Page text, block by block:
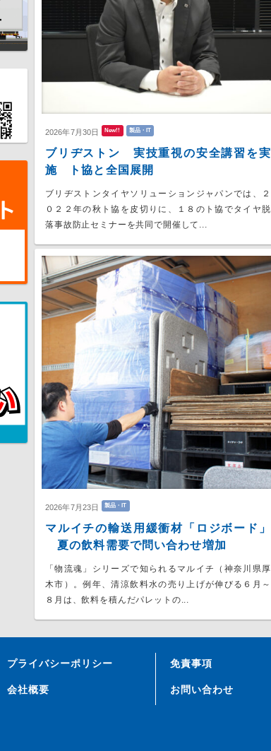
2026年7月30日 New!! 製品・IT
ブリヂストン 実技重視の安全講習を実
施 ト協と全国展開
ブリヂストンタイヤソリューションジャパンでは、２
０２２年の秋ト協を皮切りに、１８のト協でタイヤ脱
落事故防止セミナーを共同で開催して...
2026年7月23日 製品・IT
マルイチの輸送用緩衝材「ロジボード」
夏の飲料需要で問い合わせ増加
「物流魂」シリーズで知られるマルイチ（神奈川県厚
木市）。例年、清涼飲料水の売り上げが伸びる６月～
８月は、飲料を積んだパレットの...
プライバシーポリシー 免責事項
会社概要 お問い合わせ